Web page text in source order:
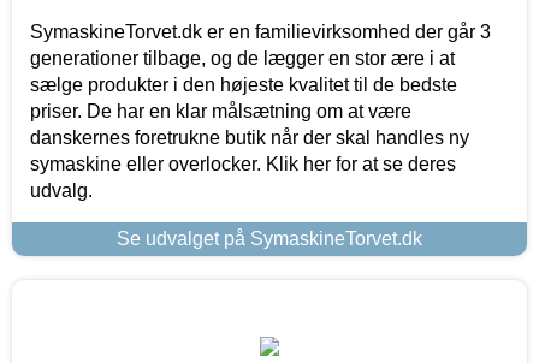
SymaskineTorvet.dk er en familievirksomhed der går 3
generationer tilbage, og de lægger en stor ære i at
sælge produkter i den højeste kvalitet til de bedste
priser. De har en klar målsætning om at være
danskernes foretrukne butik når der skal handles ny
symaskine eller overlocker. Klik her for at se deres
udvalg.
Se udvalget på SymaskineTorvet.dk